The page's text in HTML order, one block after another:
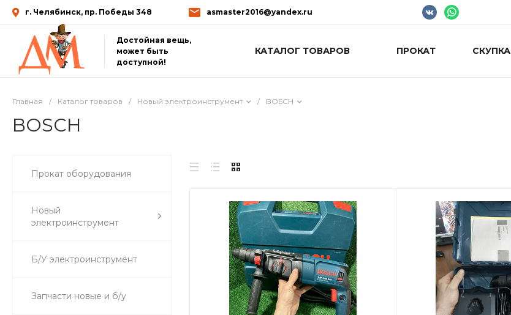
г. Челябинск, пр. Победы 348 asmaster2016@yandex.ru
Достойная вещь,
может быть
доступной!
КАТАЛОГ ТОВАРОВ ПРОКАТ СКУПКА
Главная / Каталог товаров / Новый электроинструмент / BOSCH
BOSCH
Прокат оборудования
Новый
электроинструмент
Б/У электроинструмент
Запчасти новые и б/у